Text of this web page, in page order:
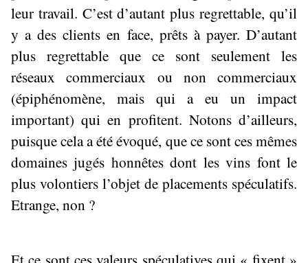
leur travail. C’est d’autant plus regrettable, qu’il
y a des clients en face, prêts à payer. D’autant
plus regrettable que ce sont seulement les
réseaux commerciaux ou non commerciaux
(épiphénomène, mais qui a eu un impact
important) qui en profitent. Notons d’ailleurs,
puisque cela a été évoqué, que ce sont ces mêmes
domaines jugés honnêtes dont les vins font le
plus volontiers l’objet de placements spéculatifs.
Etrange, non ?
Et ce sont ces valeurs spéculatives qui « fixent »